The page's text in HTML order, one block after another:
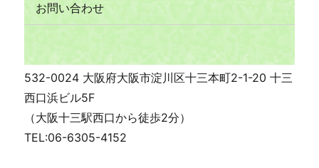
お問い合わせ
532-0024 大阪府大阪市淀川区十三本町2-1-20 十三
西口浜ビル5F
（大阪十三駅西口から徒歩2分）
TEL:06-6305-4152